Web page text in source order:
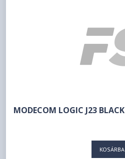
MODECOM LOGIC J23 BLACK
KOSÁRBA